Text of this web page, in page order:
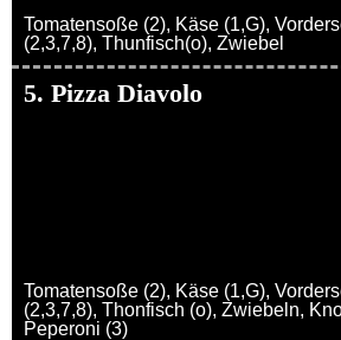
Tomatensoße (2), Käse (1,G),
(2,3,7,8), Thunfisch(o), Zwiebel
5. Pizza Diavolo
Tomatensoße (2), Käse (1,G),
(2,3,7,8), Thonfisch (o), Zwiebeln,
Peperoni (3)